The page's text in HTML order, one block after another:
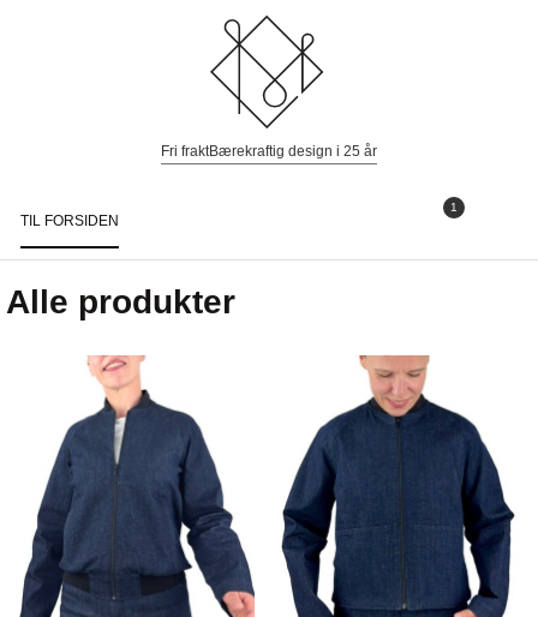
Fri fraktBærekraftig design i 25 år
1
TIL FORSIDEN
Alle produkter